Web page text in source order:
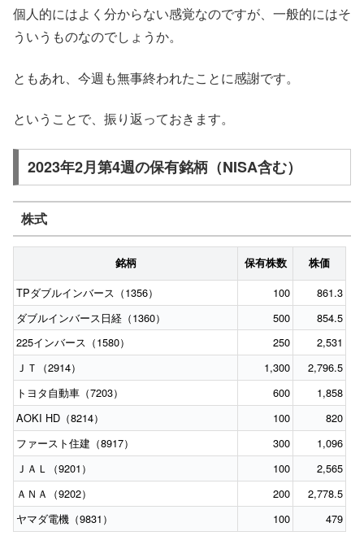
個人的にはよく分からない感覚なのですが、一般的にはそ
ういうものなのでしょうか。
ともあれ、今週も無事終われたことに感謝です。
ということで、振り返っておきます。
2023年2月第4週の保有銘柄（NISA含む）
株式
銘柄 保有株数 株価
TPダブルインバース（1356） 100
861.3
ダブルインバース日経（1360）
500
854.5
225インバース（1580）
250
2,531
ＪＴ（2914）
1,300
2,796.5
トヨタ自動車（7203）
600
1,858
AOKI HD（8214）
100
820
ファースト住建（8917）
300
1,096
ＪＡＬ（9201）
100
2,565
ＡＮＡ（9202）
200
2,778.5
ヤマダ電機（9831）
100 479